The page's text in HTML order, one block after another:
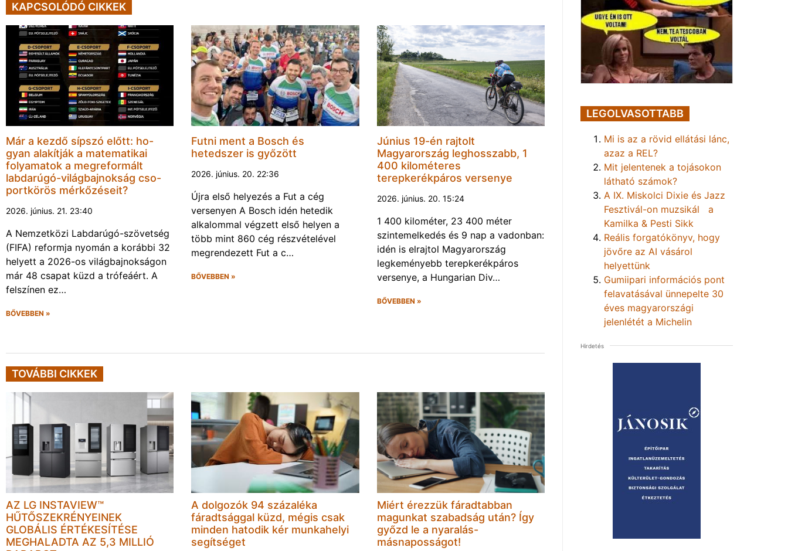
KAPCSOLÓDÓ CIKKEK
Már a kezdő sípszó előtt: ho-
gyan alakítják a matematikai
folyamatok a megreformált
labdarúgó-világbajnokság cso-
portkörös mérkőzéseit?
2026. június. 21. 23:40
A Nemzetközi Labdarúgó-szövetség
(FIFA) reformja nyomán a korábbi 32
helyett a 2026-os világbajnokságon
már 48 csapat küzd a trófeáért. A
felszínen ez…
BŐVEBBEN »
Futni ment a Bosch és
hetedszer is győzött
2026. június. 20. 22:36
Újra első helyezés a Fut a cég
versenyen A Bosch idén hetedik
alkalommal végzett első helyen a
több mint 860 cég részvételével
megrendezett Fut a c…
BŐVEBBEN »
Június 19-én rajtolt
Magyarország leghosszabb, 1
400 kilométeres
terepkerékpáros versenye
2026. június. 20. 15:24
1 400 kilométer, 23 400 méter
szintemelkedés és 9 nap a vadonban:
idén is elrajtol Magyarország
legkeményebb terepkerékpáros
versenye, a Hungarian Div…
BŐVEBBEN »
TOVÁBBI CIKKEK
AZ LG INSTAVIEW™
HŰTŐSZEKRÉNYEINEK
GLOBÁLIS ÉRTÉKESÍTÉSE
MEGHALADTA AZ 5,3 MILLIÓ
A dolgozók 94 százaléka
fáradtsággal küzd, mégis csak
minden hatodik kér munkahelyi
segítséget
Miért érezzük fáradtabban
magunkat szabadság után? Így
győzd le a nyaralás-
másnaposságot!
LEGOLVASOTTABB
Mi is az a rövid ellátási lánc,
azaz a REL?
Mit jelentenek a tojásokon
látható számok?
A IX. Miskolci Dixie és Jazz
Fesztivál-on muzsikál a
Kamilka & Pesti Sikk
Reális forgatókönyv, hogy
jövőre az AI vásárol
helyettünk
Gumiipari információs pont
felavatásával ünnepelte 30
éves magyarországi
jelenlétét a Michelin
Hirdetés